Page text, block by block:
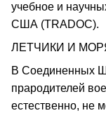
учебное и
США (TRADOC).
ЛЕТЧИКИ И
В Соединенных
прародителей
естественно, не